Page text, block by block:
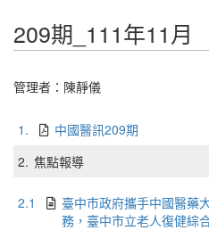
209期_111年11月
管理者： 陳靜儀
1.
中國醫訊209期
2. 焦點報導
2.1
臺中市政府攜手中國醫藥
務，臺中市立老人復健綜